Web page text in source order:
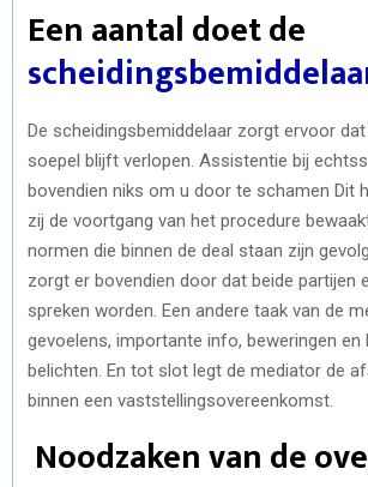
Een aantal doet de
De scheidingsbemiddelaar zorgt ervoor
soepel blijft verlopen. Assistentie bij
bovendien niks om u door te schamen Dit
zij de voortgang van het procedure
normen die binnen de deal staan zijn
zorgt er bovendien door dat beide partijen
spreken worden. Een andere taak van de
gevoelens, importante info, beweringen en
belichten. En tot slot legt de mediator de
binnen een vaststellingsovereenkomst.
Noodzaken van de